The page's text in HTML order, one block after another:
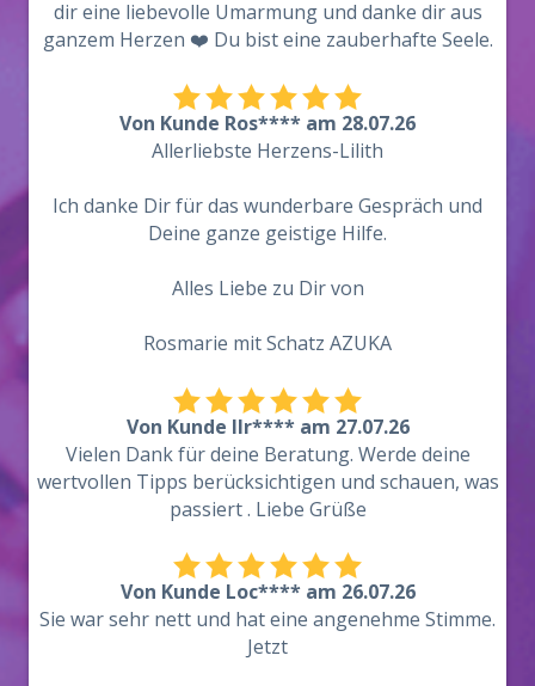
dir eine liebevolle Umarmung und danke dir aus
ganzem Herzen ❤️ Du bist eine zauberhafte Seele.
Von Kunde Ros**** am 28.07.26
Allerliebste Herzens-Lilith
Ich danke Dir für das wunderbare Gespräch und
Deine ganze geistige Hilfe.
Alles Liebe zu Dir von
Rosmarie mit Schatz AZUKA
Von Kunde Ilr**** am 27.07.26
Vielen Dank für deine Beratung. Werde deine
wertvollen Tipps berücksichtigen und schauen, was
passiert . Liebe Grüße
Von Kunde Loc**** am 26.07.26
Sie war sehr nett und hat eine angenehme Stimme.
Jetzt